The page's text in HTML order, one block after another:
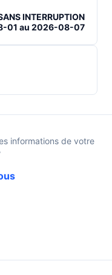
INTERRUPTION
01 au 2026-08-07
informations de votre